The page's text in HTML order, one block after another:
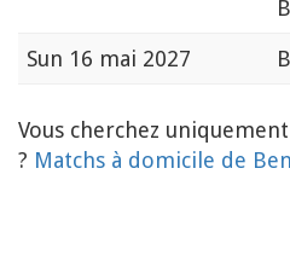
Sun 16 mai 2027
Vous cherchez
? Matchs à domicile de